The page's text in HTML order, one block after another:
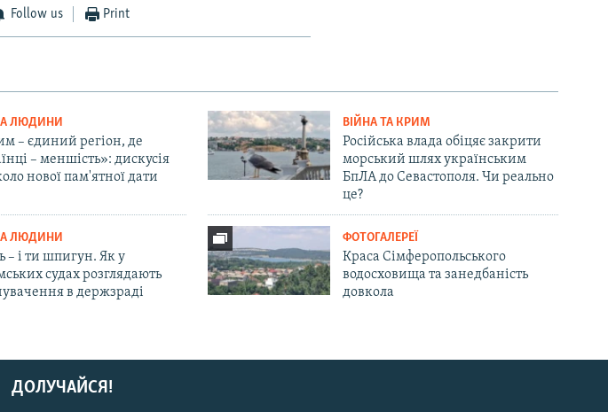
Follow us Print
ЛЮДИНИ
– єдиний регіон, де
– меншість»: дискусія
нової пам'ятної дати
ВІЙНА ТА КРИМ
Російська влада обіцяє закрити
морський шлях українським
БпЛА до Севастополя. Чи реально
це?
ЛЮДИНИ
– і ти шпигун. Як у
судах розглядають
в держзраді
ФОТОГАЛЕРЕЇ
Краса Сімферопольського
водосховища та занедбаність
довкола
ДОЛУЧАЙСЯ!